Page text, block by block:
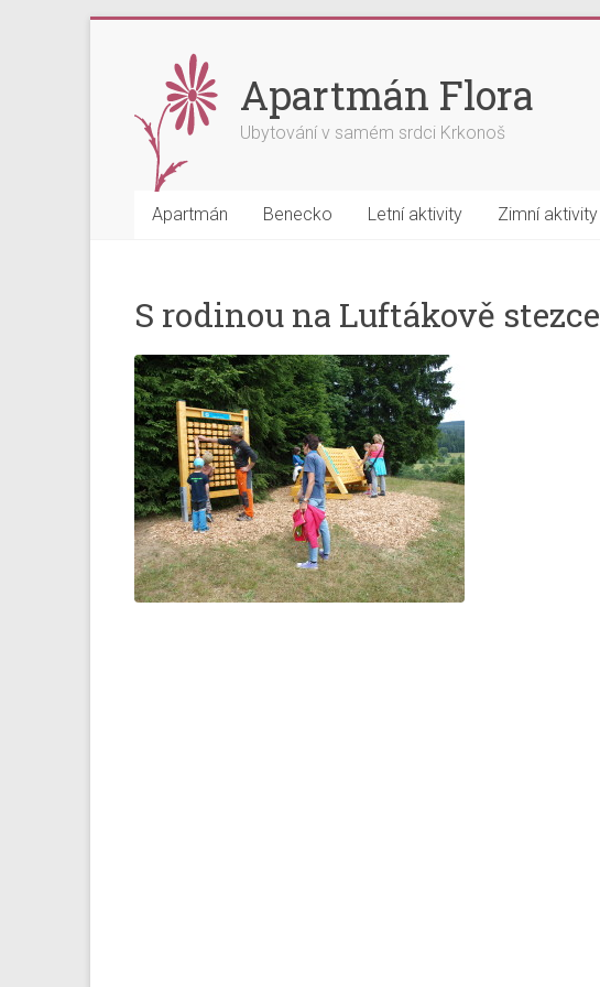
Apartmán Flora
Ubytování v samém srdci Krkonoš
Apartmán Benecko Letní aktivity Zimní aktivity
S rodinou na Luftákově stezce